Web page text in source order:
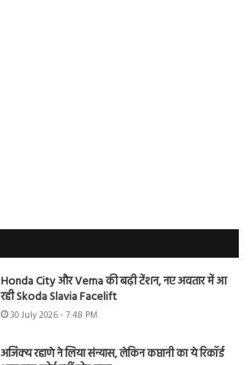
Honda City और Verna की बढ़ी टेंशन, नए अवतार में आ
रही Skoda Slavia Facelift
30 July 2026 - 7:48 PM
अजिंक्य रहाणे ने लिया संन्यास, लेकिन कप्तानी का ये रिकॉर्ड